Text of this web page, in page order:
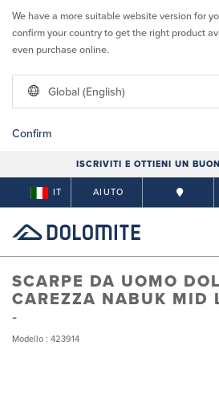
We have a more suitable website version for
confirm your country to get the right product
even purchase online.
Global (English)
Confirm
ISCRIVITI E OTTIENI UN
IT AIUTO
SCARPE DA UOMO
CAREZZA NABUK MID
Modello : 423914